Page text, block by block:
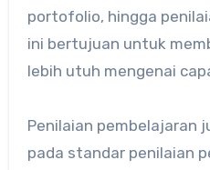
portofolio, hingga
ini bertujuan untuk
lebih utuh mengenai
Penilaian pembelajaran
pada standar penilaian